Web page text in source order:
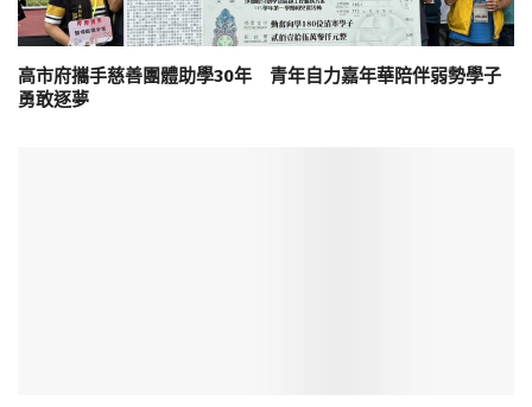
高市府攜手慈善團體助學30年 青年自力嘉年華陪伴弱勢學子
勇敢逐夢